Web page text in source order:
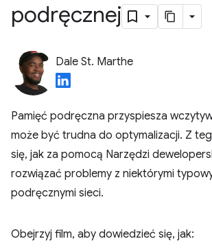
podręcznej
Dale St. Marthe
Pamięć podręczna przyspiesza
może być trudna do optymalizacji. Z
się, jak za pomocą Narzędzi
rozwiązać problemy z niektórymi
podręcznymi sieci.
Obejrzyj film, aby dowiedzieć się, jak: